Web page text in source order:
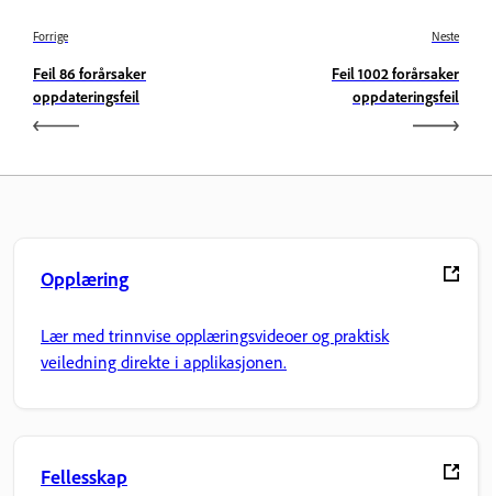
Forrige
Feil 86 forårsaker
oppdateringsfeil
Neste
Feil 1002 forårsaker
oppdateringsfeil
Opplæring
Lær med trinnvise opplæringsvideoer og praktisk
veiledning direkte i applikasjonen.
Fellesskap